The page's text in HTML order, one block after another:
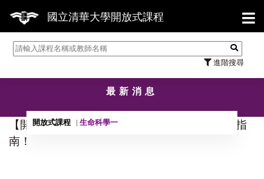
國立清華大學開放式課程
進階搜尋
【
最新消息
開放式課程 生命科學一
【開放式課程】10001至10301參考用書與採購指
南！